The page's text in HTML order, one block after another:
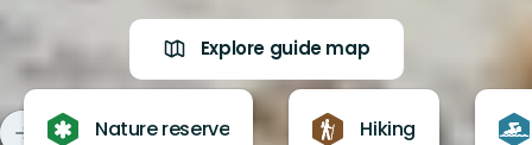
Explore guide map
Nature reserve Hiking